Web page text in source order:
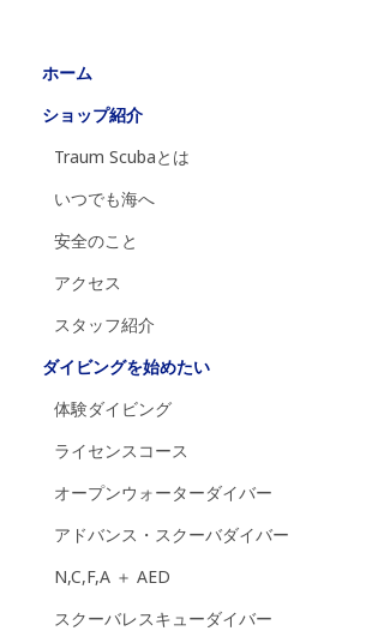
ホーム
ショップ紹介
Traum Scubaとは
いつでも海へ
安全のこと
アクセス
スタッフ紹介
ダイビングを始めたい
体験ダイビング
ライセンスコース
オープンウォーターダイバー
アドバンス・スクーバダイバー
N,C,F,A ＋ AED
スクーバレスキューダイバー